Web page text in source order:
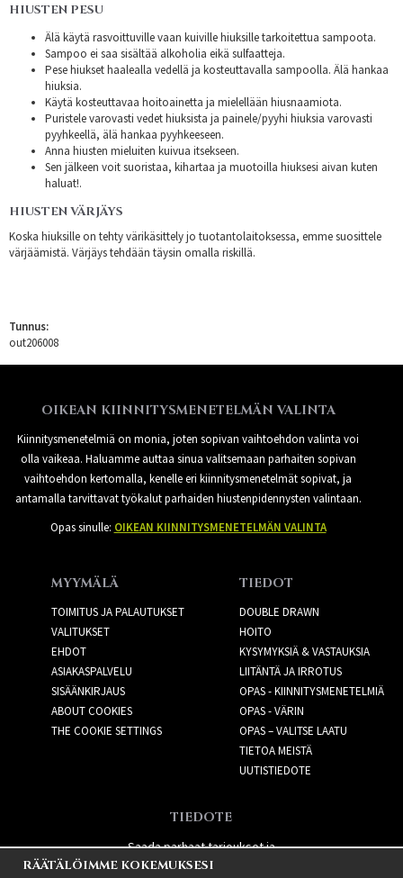
HIUSTEN PESU
Älä käytä rasvoittuville vaan kuiville hiuksille tarkoitettua sampoota.
Sampoo ei saa sisältää alkoholia eikä sulfaatteja.
Pese hiukset haalealla vedellä ja kosteuttavalla sampoolla. Älä hankaa
hiuksia.
Käytä kosteuttavaa hoitoainetta ja mielellään hiusnaamiota.
Puristele varovasti vedet hiuksista ja painele/pyyhi hiuksia varovasti
pyyhkeellä, älä hankaa pyyhkeeseen.
Anna hiusten mieluiten kuivua itsekseen.
Sen jälkeen voit suoristaa, kihartaa ja muotoilla hiuksesi aivan kuten
haluat!.
HIUSTEN VÄRJÄYS
Koska hiuksille on tehty värikäsittely jo tuotantolaitoksessa, emme suosittele
värjäämistä. Värjäys tehdään täysin omalla riskillä.
Tunnus:
out206008
OIKEAN KIINNITYSMENETELMÄN VALINTA
Kiinnitysmenetelmiä on monia, joten sopivan vaihtoehdon valinta voi
olla vaikeaa. Haluamme auttaa sinua valitsemaan parhaiten sopivan
vaihtoehdon kertomalla, kenelle eri kiinnitysmenetelmät sopivat, ja
antamalla tarvittavat työkalut parhaiden hiustenpidennysten valintaan.
Opas sinulle: OIKEAN KIINNITYSMENETELMÄN VALINTA
MYYMÄLÄ
TOIMITUS JA PALAUTUKSET
VALITUKSET
EHDOT
ASIAKASPALVELU
SISÄÄNKIRJAUS
ABOUT COOKIES
THE COOKIE SETTINGS
TIEDOT
DOUBLE DRAWN
HOITO
KYSYMYKSIÄ & VASTAUKSIA
LIITÄNTÄ JA IRROTUS
OPAS - KIINNITYSMENETELMIÄ
OPAS - VÄRIN
OPAS – VALITSE LAATU
TIETOA MEISTÄ
UUTISTIEDOTE
TIEDOTE
Saada parhaat tarjoukset ja
uusia tuotteita!
RÄÄTÄLÖIMME KOKEMUKSESI